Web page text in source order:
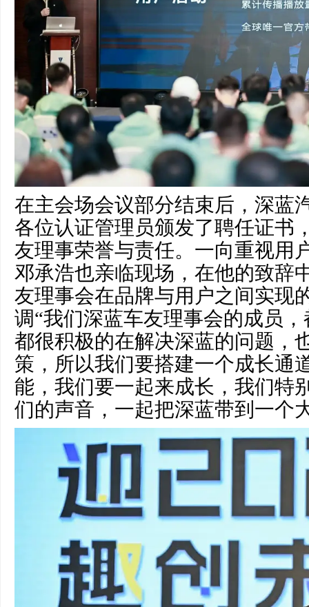
在主会场会议部分结束后，深蓝
各位认证管理员颁发了聘任证书
友理事荣誉与责任。一向重视用
邓承浩也亲临现场，在他的致辞
友理事会在品牌与用户之间实现
调“我们深蓝车友理事会的成员
都很积极的在解决深蓝的问题，
策，所以我们要搭建一个成长通
能，我们要一起来成长，我们特
们的声音，一起把深蓝带到一个